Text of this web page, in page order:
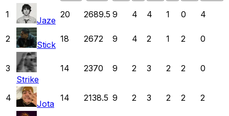
1
Jaze
20 2689.5 9 4 4 1 0 4
2
Stick
18 2672 9 4 2 1 2 0
3
Strike
14 2370 9 2 3 2 2 0
4
Jota
14 2138.5 9 2 3 2 2 2